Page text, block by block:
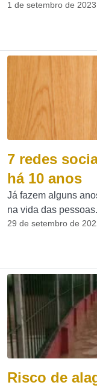
1 de setembro de
7 redes
há 10 anos
Já fazem alguns
na vida das
29 de setembro de
Risco de